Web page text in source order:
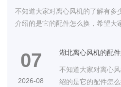
不知道大家对离心风机的了解有多
介绍的是它的配件怎么换，希望大
07
2026-08
湖北离心风机的配
不知道大家对离心
绍的是它的配件怎